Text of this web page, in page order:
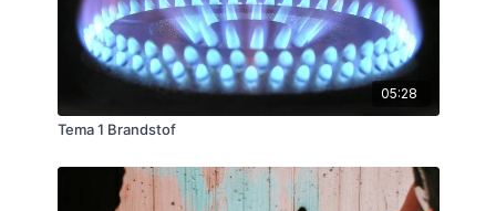
05:28
Tema 1 Brandstof